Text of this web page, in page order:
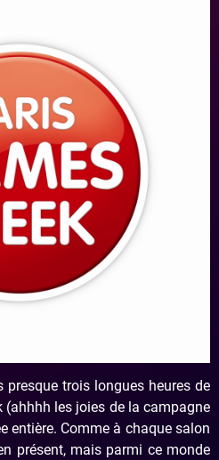
presque trois longues heures de
(ahhhh les joies de la campagne
entière. Comme à chaque salon
présent, mais parmi ce monde